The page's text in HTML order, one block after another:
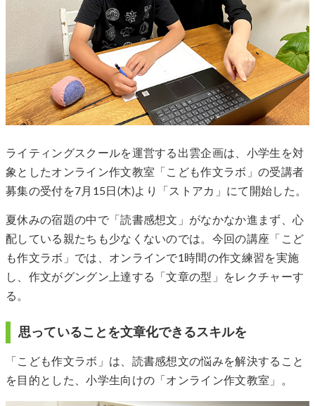
ライティングスクールを運営する出雲企画は、小学生を対
象としたオンライン作文教室「こども作文ラボ」の受講者
募集の受付を7月15日(木)より「ストアカ」にて開始した。
夏休みの宿題の中で「読書感想文」がなかなか進まず、心
配している親たちも少なくないのでは。今回の講座「こど
も作文ラボ」では、オンラインで1時間の作文練習を実施
し、作文がグングン上達する「文章の型」をレクチャーす
る。
思っていることを文章化できるスキルを
「こども作文ラボ」は、読書感想文の悩みを解決すること
を目的とした、小学生向けの「オンライン作文教室」。